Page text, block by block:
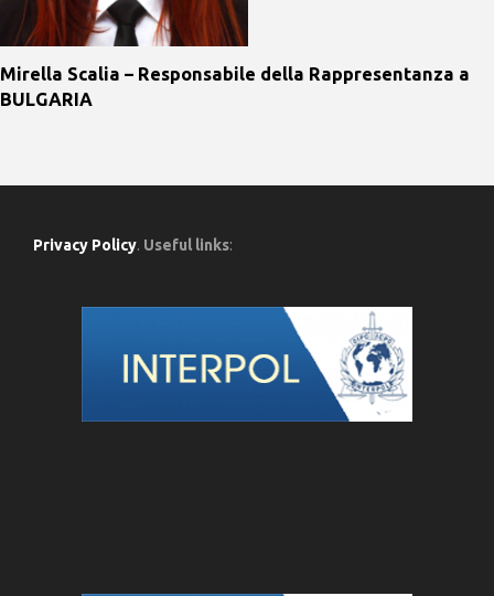
Mirella Scalia – Responsabile della Rappresentanza a
BULGARIA
Privacy Policy. Useful links: